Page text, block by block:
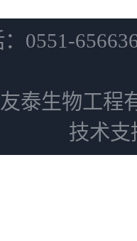
0551-
泰生物工程
技术